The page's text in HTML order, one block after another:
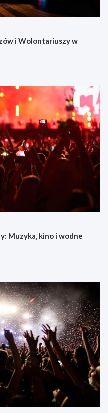
i Wolontariuszy w
Muzyka, kino i wodne